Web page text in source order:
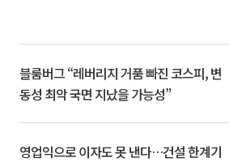
블룸버그 “레버리지 거품 빠진 코스피, 변
동성 최악 국면 지났을 가능성”
영업익으로 이자도 못 낸다…건설 한계기